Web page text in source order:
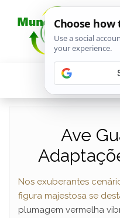
Ave
Nos exuberantes
figura majestosa se
plumagem vermelha